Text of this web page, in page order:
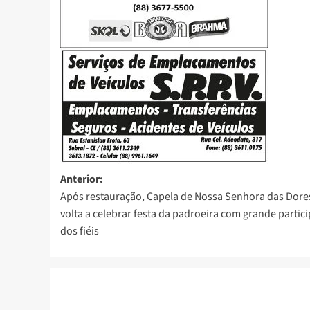
Anterior:
Após restauração, Capela de Nossa Senhora das
volta a celebrar festa da padroeira com grande
dos fiéis